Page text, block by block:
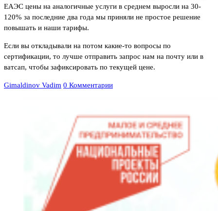
ЕАЭС цены на аналогичные услуги в среднем выросли на 30-
120% за последние два года мы приняли не простое решение
повышать и наши тарифы.
Если вы откладывали на потом какие-то вопросы по
сертификации, то лучше отправить запрос нам на почту или в
ватсап, чтобы зафиксировать по текущей цене.
Gimaldinov Vadim 0 Комментарии